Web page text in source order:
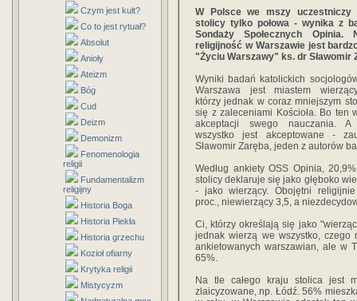
Czym jest kult?
Co to jest rytuał?
Absolut
Anioły
Ateizm
Bóg
Cud
Deizm
Demonizm
Fenomenologia
religii
Fundamentalizm
religijny
Historia Boga
Historia Piekła
Historia grzechu
Kozioł ofiarny
Krytyka religii
Mistycyzm
W Polsce we mszy uczestniczy
stolicy tylko połowa - wynika z
Sondaży Społecznych
religijność w Warszawie jest
"Życiu Warszawy" ks. dr Sławomir
Wyniki badań katolickich
Warszawa jest miastem
którzy jednak w coraz mniejszym
się z zaleceniami Kościoła. Bo ten
akceptacji swego nauczania.
wszystko jest akceptowane -
Sławomir Zaręba, jeden z autorów
Według ankiety OSS Opinia,
stolicy deklaruje się jako głęboko
- jako wierzący. Obojętni
proc., niewierzący 3,5, a
Ci, którzy określają się jako
jednak wierzą we wszystko, czego
ankietowanych warszawian, ale w
65%.
Na tle całego kraju stolica jest
zlaicyzowane, np. Łódź. 56%